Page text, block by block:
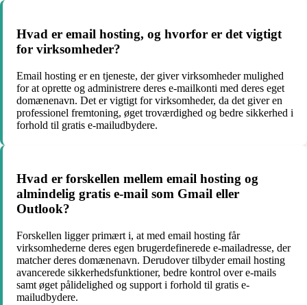
Hvad er email hosting, og hvorfor er det vigtigt
for virksomheder?
Email hosting er en tjeneste, der giver virksomheder mulighed
for at oprette og administrere deres e-mailkonti med deres eget
domænenavn. Det er vigtigt for virksomheder, da det giver en
professionel fremtoning, øget troværdighed og bedre sikkerhed i
forhold til gratis e-mailudbydere.
Hvad er forskellen mellem email hosting og
almindelig gratis e-mail som Gmail eller
Outlook?
Forskellen ligger primært i, at med email hosting får
virksomhederne deres egen brugerdefinerede e-mailadresse, der
matcher deres domænenavn. Derudover tilbyder email hosting
avancerede sikkerhedsfunktioner, bedre kontrol over e-mails
samt øget pålidelighed og support i forhold til gratis e-
mailudbydere.